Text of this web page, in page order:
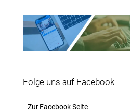
Folge uns auf Facebook
Zur Facebook Seite